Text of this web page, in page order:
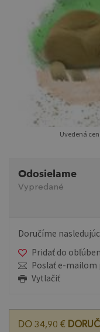
Uvedená
Odosielame
Vypredané
Doručíme
Pridať do
Poslať e-
Vytlačiť
DO 34,90 €